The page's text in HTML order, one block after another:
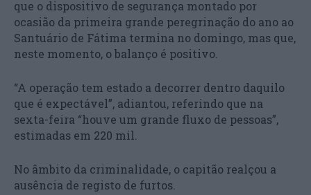
que o dispositivo de segurança montado por
ocasião da primeira grande peregrinação do ano ao
Santuário de Fátima termina no domingo, mas que,
neste momento, o balanço é positivo.
“A operação tem estado a decorrer dentro daquilo
que é expectável”, adiantou, referindo que na
sexta-feira “houve um grande fluxo de pessoas”,
estimadas em 220 mil.
No âmbito da criminalidade, o capitão realçou a
ausência de registo de furtos.